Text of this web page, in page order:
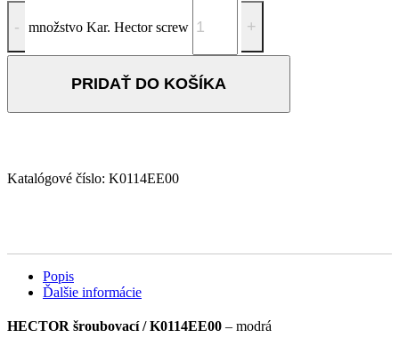
množstvo Kar. Hector screw
PRIDAŤ DO KOŠÍKA
Katalógové číslo: K0114EE00
Popis
Ďalšie informácie
HECTOR šroubovací / K0114EE00 – modrá